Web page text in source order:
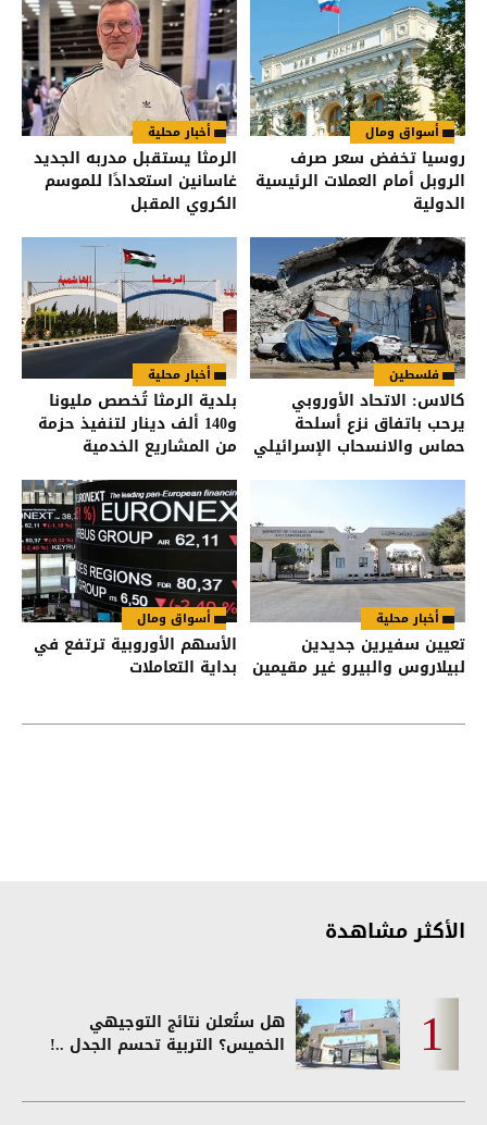
أسواق ومال
روسيا تخفض سعر صرف
الروبل أمام العملات الرئيسية
الدولية
أخبار محلية
الرمثا يستقبل مدربه الجديد
غاسانين استعدادًا للموسم
الكروي المقبل
فلسطين
كالاس: الاتحاد الأوروبي
يرحب باتفاق نزع أسلحة
حماس والانسحاب الإسرائيلي
أخبار محلية
بلدية الرمثا تُخصص مليونا
و140 ألف دينار لتنفيذ حزمة
من المشاريع الخدمية
أخبار محلية
تعيين سفيرين جديدين
لبيلاروس والبيرو غير مقيمين
أسواق ومال
الأسهم الأوروبية ترتفع في
بداية التعاملات
الأكثر مشاهدة
هل ستُعلن نتائج التوجيهي
الخميس؟ التربية تحسم الجدل ..!